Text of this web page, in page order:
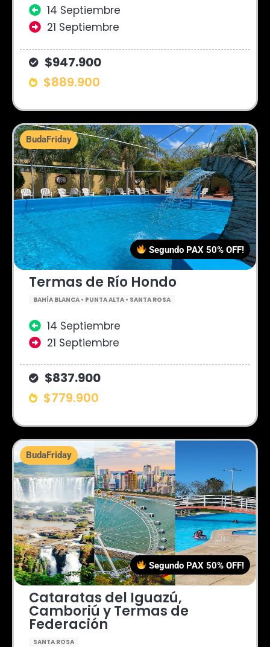
14 Septiembre
21 Septiembre
$947.900
$889.900
Termas de Río Hondo
BAHÍA BLANCA • PUNTA ALTA • SANTA ROSA
14 Septiembre
21 Septiembre
$837.900
$779.900
BudaFriday
Segundo PAX 50% OFF!
Cataratas del Iguazú,
Camboriú y Termas de
Federación
SANTA ROSA
BudaFriday
Segundo PAX 50% OFF!